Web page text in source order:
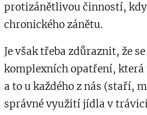
protizánětlivou činností,
chronického zánětu.
Je však třeba zdůraznit, že
komplexních opatření,
a to u každého z nás (staří,
správné využití jídla v